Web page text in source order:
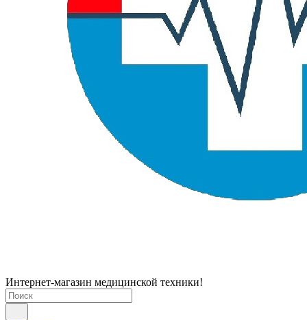
Интернет-магазин медицинской техники!